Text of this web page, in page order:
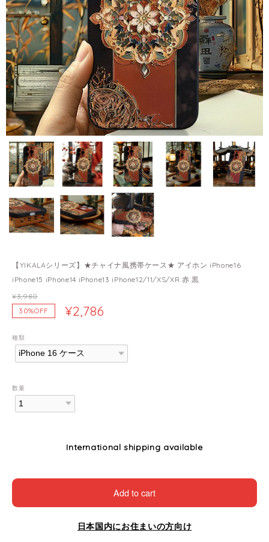
【YIKALAシリーズ】★チャイナ風携帯ケース★ アイホン iPhone16
iPhone15 iPhone14 iPhone13 iPhone12/11/XS/XR 赤 黒
¥3,980
30%OFF
¥2,786
種類
数量
International shipping available
Add to cart
日本国内にお住まいの方向け